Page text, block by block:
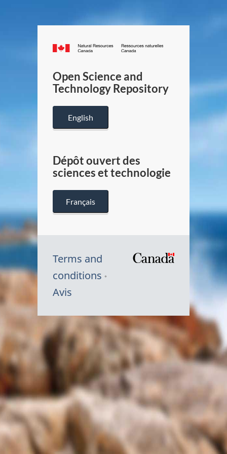
Canada.ca
/
Canada
Open Science and
Technology Repository
English
Dépôt ouvert des
sciences et technologie
Français
Terms and
conditions
Avis
Symbole
du
Canada